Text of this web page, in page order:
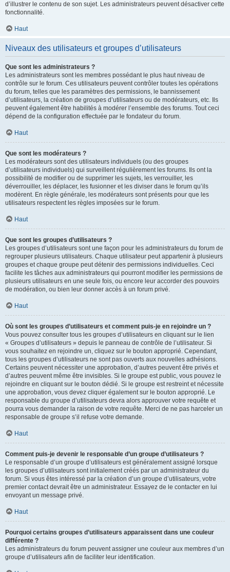
d’illustrer le contenu de son sujet. Les administrateurs peuvent désactiver cette
fonctionnalité.
Haut
Niveaux des utilisateurs et groupes d’utilisateurs
Que sont les administrateurs ?
Les administrateurs sont les membres possédant le plus haut niveau de
contrôle sur le forum. Ces utilisateurs peuvent contrôler toutes les opérations
du forum, telles que les paramètres des permissions, le bannissement
d’utilisateurs, la création de groupes d’utilisateurs ou de modérateurs, etc. Ils
peuvent également être habilités à modérer l’ensemble des forums. Tout ceci
dépend de la configuration effectuée par le fondateur du forum.
Haut
Que sont les modérateurs ?
Les modérateurs sont des utilisateurs individuels (ou des groupes
d’utilisateurs individuels) qui surveillent régulièrement les forums. Ils ont la
possibilité de modifier ou de supprimer les sujets, les verrouiller, les
déverrouiller, les déplacer, les fusionner et les diviser dans le forum qu’ils
modèrent. En règle générale, les modérateurs sont présents pour que les
utilisateurs respectent les règles imposées sur le forum.
Haut
Que sont les groupes d’utilisateurs ?
Les groupes d’utilisateurs sont une façon pour les administrateurs du forum de
regrouper plusieurs utilisateurs. Chaque utilisateur peut appartenir à plusieurs
groupes et chaque groupe peut détenir des permissions individuelles. Ceci
facilite les tâches aux administrateurs qui pourront modifier les permissions de
plusieurs utilisateurs en une seule fois, ou encore leur accorder des pouvoirs
de modération, ou bien leur donner accès à un forum privé.
Haut
Où sont les groupes d’utilisateurs et comment puis-je en rejoindre un ?
Vous pouvez consulter tous les groupes d’utilisateurs en cliquant sur le lien
« Groupes d’utilisateurs » depuis le panneau de contrôle de l’utilisateur. Si
vous souhaitez en rejoindre un, cliquez sur le bouton approprié. Cependant,
tous les groupes d’utilisateurs ne sont pas ouverts aux nouvelles adhésions.
Certains peuvent nécessiter une approbation, d’autres peuvent être privés et
d’autres peuvent même être invisibles. Si le groupe est public, vous pouvez le
rejoindre en cliquant sur le bouton dédié. Si le groupe est restreint et nécessite
une approbation, vous devez cliquer également sur le bouton approprié. Le
responsable du groupe d’utilisateurs devra alors approuver votre requête et
pourra vous demander la raison de votre requête. Merci de ne pas harceler un
responsable de groupe s’il refuse votre demande.
Haut
Comment puis-je devenir le responsable d’un groupe d’utilisateurs ?
Le responsable d’un groupe d’utilisateurs est généralement assigné lorsque
les groupes d’utilisateurs sont initialement créés par un administrateur du
forum. Si vous êtes intéressé par la création d’un groupe d’utilisateurs, votre
premier contact devrait être un administrateur. Essayez de le contacter en lui
envoyant un message privé.
Haut
Pourquoi certains groupes d’utilisateurs apparaissent dans une couleur
différente ?
Les administrateurs du forum peuvent assigner une couleur aux membres d’un
groupe d’utilisateurs afin de faciliter leur identification.